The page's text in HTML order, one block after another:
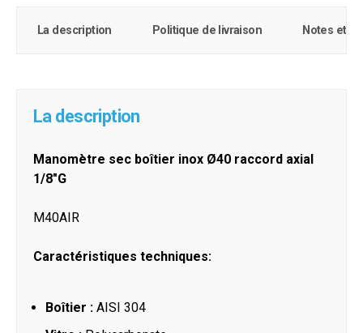
La description Politique de livraison Notes et
La description
Manomètre sec boîtier inox Ø40 raccord axial
1/8"G
M40AIR
Caractéristiques techniques:
Boîtier : AISI 304